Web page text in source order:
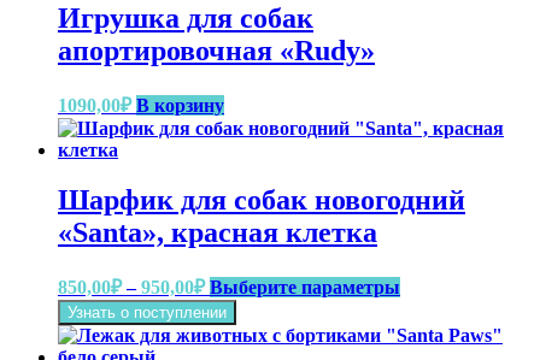
Игрушка для собак
апортировочная «Rudy»
1090,00₽ В корзину
Шарфик для собак новогодний
«Santa», красная клетка
850,00₽ – 950,00₽Диапазон
цен:
850,00₽
Выберите параметрыЭтот
товар
имеет
несколько
Узнать о поступлении